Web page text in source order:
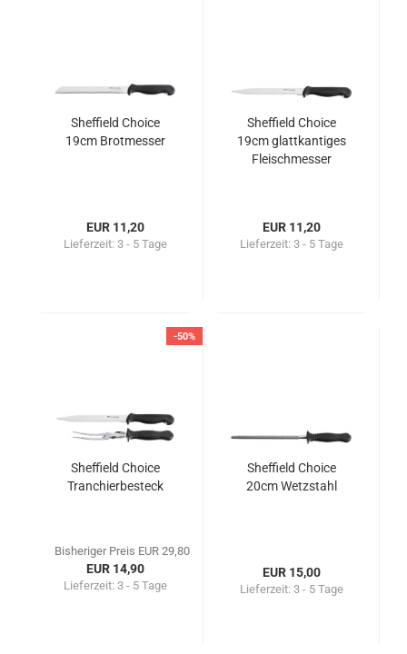
Sheffield Choice
19cm Brotmesser
EUR 11,20
Lieferzeit: 3 - 5 Tage
Sheffield Choice
19cm glattkantiges
Fleischmesser
EUR 11,20
Lieferzeit: 3 - 5 Tage
-50%
Sheffield Choice
Tranchierbesteck
Bisheriger Preis EUR 29,80
EUR 14,90
Lieferzeit: 3 - 5 Tage
Sheffield Choice
20cm Wetzstahl
EUR 15,00
Lieferzeit: 3 - 5 Tage